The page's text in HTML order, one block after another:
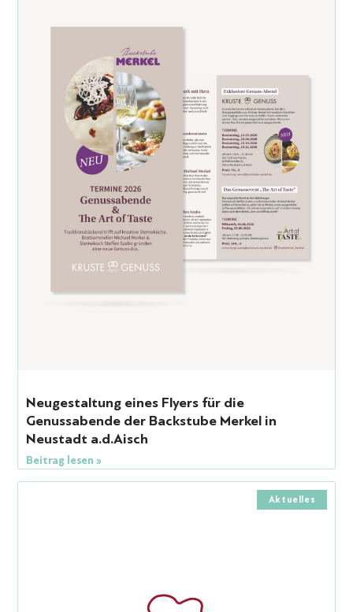
Neugestaltung eines Flyers für die
Genussabende der Backstube Merkel in
Neustadt a.d.Aisch
Beitrag lesen »
Aktuelles